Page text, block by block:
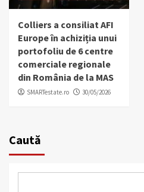
Colliers a consiliat AFI
Europe în achiziția unui
portofoliu de 6 centre
comerciale regionale
din România de la MAS
SMARTestate.ro 30/05/2026
Caută